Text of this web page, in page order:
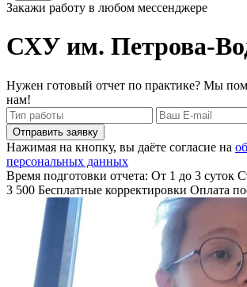
Закажи работу в любом мессенджере
СХУ им. Петрова-
Нужен готовый отчет по практике? Мы
нам!
Отправить заявку
Нажимая на кнопку, вы даёте согласие на
персональных данных
Время подготовки отчета: От 1 до 3 суток
3 500 Бесплатные корректировки Оплата